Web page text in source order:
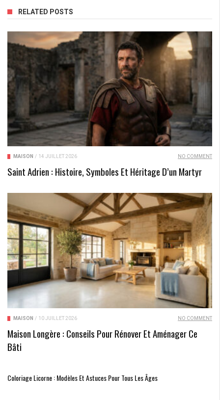
RELATED POSTS
MAISON / 14 JUILLET 2026 NO COMMENT
Saint Adrien : Histoire, Symboles Et Héritage D’un Martyr
MAISON / 10 JUILLET 2026 NO COMMENT
Maison Longère : Conseils Pour Rénover Et Aménager Ce
Bâti
Coloriage Licorne : Modèles Et Astuces Pour Tous Les Âges